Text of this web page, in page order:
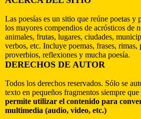
Las poesías es un sitio que reúne poetas y
los mayores compendios de acrósticos de
animales, frutas, lugares, ciudades,
verbos, etc. Incluye poemas, frases, rimas,
proverbios, reflexiones y mucha poesía.
DERECHOS DE AUTOR
Todos los derechos reservados. Sólo se
texto en pequeños fragmentos siempre
permite utilizar el contenido para
multimedia (audio, video, etc.)